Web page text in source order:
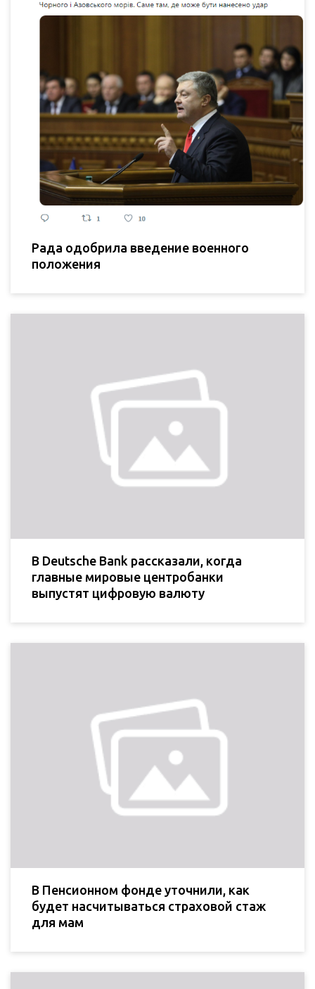
Рада одобрила введение военного
положения
В Deutsche Bank рассказали, когда
главные мировые центробанки
выпустят цифровую валюту
В Пенсионном фонде уточнили, как
будет насчитываться страховой стаж
для мам